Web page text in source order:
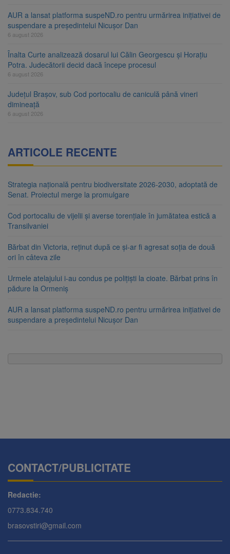
AUR a lansat platforma suspeND.ro pentru urmărirea inițiativei de
suspendare a președintelui Nicușor Dan
6 august 2026
Înalta Curte analizează dosarul lui Călin Georgescu și Horațiu
Potra. Judecătorii decid dacă începe procesul
6 august 2026
Județul Brașov, sub Cod portocaliu de caniculă până vineri
dimineață
6 august 2026
ARTICOLE RECENTE
Strategia națională pentru biodiversitate 2026-2030, adoptată de
Senat. Proiectul merge la promulgare
Cod portocaliu de vijelii și averse torențiale în jumătatea estică a
Transilvaniei
Bărbat din Victoria, reținut după ce și-ar fi agresat soția de două
ori în câteva zile
Urmele atelajului i-au condus pe polițiști la cioate. Bărbat prins în
pădure la Ormeniș
AUR a lansat platforma suspeND.ro pentru urmărirea inițiativei de
suspendare a președintelui Nicușor Dan
CONTACT/PUBLICITATE
Redactie:
0773.834.740
brasovstiri@gmail.com